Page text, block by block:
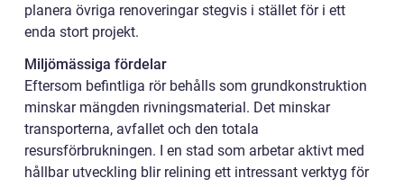
planera övriga renoveringar stegvis i stället för i ett
enda stort projekt.
Miljömässiga fördelar
Eftersom befintliga rör behålls som grundkonstruktion
minskar mängden rivningsmaterial. Det minskar
transporterna, avfallet och den totala
resursförbrukningen. I en stad som arbetar aktivt med
hållbar utveckling blir relining ett intressant verktyg för